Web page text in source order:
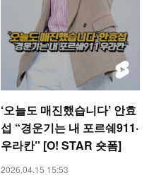
‘오늘도 매진했습니다’ 안효
섭 “경운기는 내 포르쉐911·
우라칸” [O! STAR 숏폼]
2026.04.15 15:53